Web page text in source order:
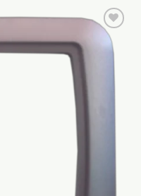
Adicionar
aos